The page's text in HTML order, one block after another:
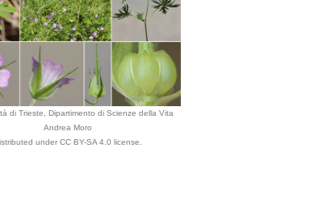
di Trieste, Dipartimento di Scienze della Vita
Andrea Moro
under CC BY-SA 4.0 license.